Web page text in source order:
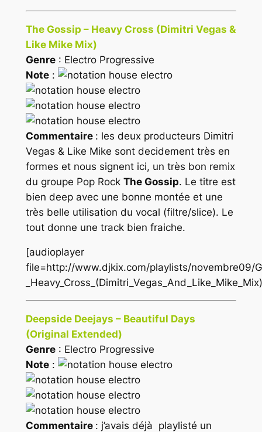
The Gossip – Heavy Cross (Dimitri Vegas &
Like Mike Mix)
Genre: Electro Progressive
Note:
Commentaire : les deux producteurs Dimitri
Vegas & Like Mike sont decidement très en
formes et nous signent ici, un très bon remix
du groupe Pop Rock The Gossip. Le titre est
bien deep avec une bonne montée et une
très belle utilisation du vocal (filtre/slice). Le
tout donne une track bien fraiche.
[audioplayer
file=http://www.djkix.com/playlists/novembre09/
Deepside Deejays – Beautiful Days
(Original Extended)
Genre: Electro Progressive
Note:
Commentaire : j’avais déjà playlisté un